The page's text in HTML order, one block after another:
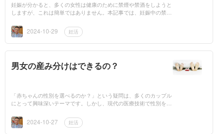
妊娠が分かると、多くの女性は健康のために禁煙や禁酒をしようと
しますが、これは簡単ではありません。本記事では、妊娠中の禁煙
妊娠中のス...
2024-10-29 妊活
男女の産み分けはできるの？
「赤ちゃんの性別を選べるのか？」という疑問は、多くのカップル
にとって興味深いテーマです。しかし、現代の医療技術で性別を確
題も関係している...
2024-10-27 妊活